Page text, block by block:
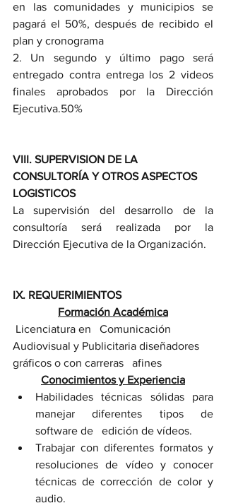
en las comunidades y municipios se
pagará el 50%, después de recibido el
plan y cronograma
2. Un segundo y último pago será
entregado contra entrega los 2 videos
finales aprobados por la Dirección
Ejecutiva.50%
VIII. SUPERVISION DE LA
CONSULTORÍA Y OTROS ASPECTOS
LOGISTICOS
La supervisión del desarrollo de la
consultoría será realizada por la
Dirección Ejecutiva de la Organización.
IX. REQUERIMIENTOS
Formación Académica
Audiovisual y Publicitaria diseñadores
gráficos o con carreras   afines
Conocimientos y Experiencia
Habilidades técnicas sólidas para
manejar diferentes tipos de
software de   edición de vídeos.
Trabajar con diferentes formatos y
resoluciones de vídeo y conocer
técnicas de corrección de color y
audio.